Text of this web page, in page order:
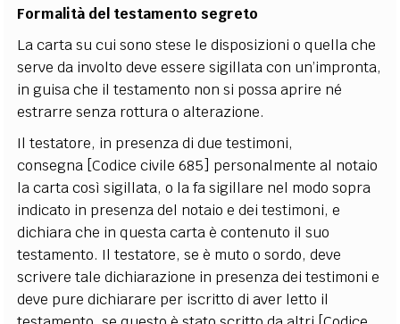
Formalità del testamento segreto
La carta su cui sono stese le disposizioni o quella che
serve da involto deve essere sigillata con un’impronta,
in guisa che il testamento non si possa aprire né
estrarre senza rottura o alterazione.
Il testatore, in presenza di due testimoni,
consegna [Codice civile 685] personalmente al notaio
la carta così sigillata, o la fa sigillare nel modo sopra
indicato in presenza del notaio e dei testimoni, e
dichiara che in questa carta è contenuto il suo
testamento. Il testatore, se è muto o sordo, deve
scrivere tale dichiarazione in presenza dei testimoni e
deve pure dichiarare per iscritto di aver letto il